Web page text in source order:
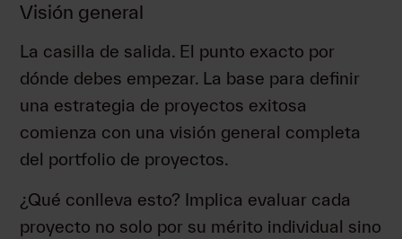
Visión general
La casilla de salida. El punto exacto por
dónde debes empezar. La base para definir
una estrategia de proyectos exitosa
comienza con una visión general completa
del portfolio de proyectos.
¿Qué conlleva esto? Implica evaluar cada
proyecto no solo por su mérito individual sino